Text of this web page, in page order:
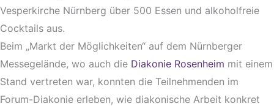
Vesperkirche Nürnberg über 500 Essen und alkoholfreie
Cocktails aus.
Beim „Markt der Möglichkeiten“ auf dem Nürnberger
Messegelände, wo auch die Diakonie Rosenheim mit einem
Stand vertreten war, konnten die Teilnehmenden im
Forum-Diakonie erleben, wie diakonische Arbeit konkret